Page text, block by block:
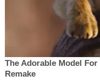
The Adorable Model
Remake